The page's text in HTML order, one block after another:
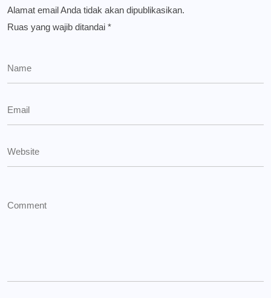
Alamat email Anda tidak akan dipublikasikan.
Ruas yang wajib ditandai *